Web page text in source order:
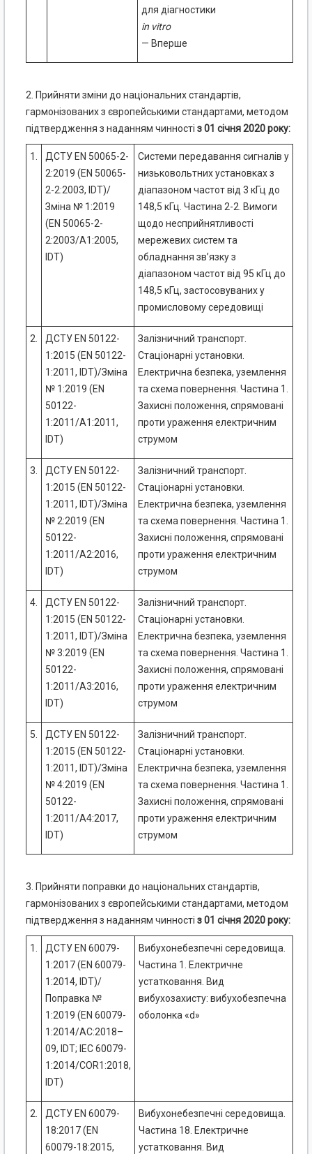
для діагностики
in vitro
— Вперше
2. Прийняти зміни до національних стандартів,
гармонізованих з європейськими стандартами, методом
підтвердження з наданням чинності з 01 січня 2020 року:
1.
ДСТУ EN 50065-2-
2:2019 (EN 50065-
2-2:2003, IDT)/
Зміна № 1:2019
(EN 50065-2-
2:2003/A1:2005,
IDT)
Системи передавання сигналів у
низьковольтних установках з
діапазоном частот від 3 кГц до
148,5 кГц. Частина 2-2. Вимоги
щодо несприйнятливості
мережевих систем та
обладнання зв’язку з
діапазоном частот від 95 кГц до
148,5 кГц, застосовуваних у
промисловому середовищі
2.
ДСТУ EN 50122-
1:2015 (EN 50122-
1:2011, IDT)/Зміна
№ 1:2019 (EN
50122-
1:2011/A1:2011,
IDT)
Залізничний транспорт.
Стаціонарні установки.
Електрична безпека, уземлення
та схема повернення. Частина 1.
Захисні положення, спрямовані
проти ураження електричним
струмом
3.
ДСТУ EN 50122-
1:2015 (EN 50122-
1:2011, IDT)/Зміна
№ 2:2019 (EN
50122-
1:2011/A2:2016,
IDT)
Залізничний транспорт.
Стаціонарні установки.
Електрична безпека, уземлення
та схема повернення. Частина 1.
Захисні положення, спрямовані
проти ураження електричним
струмом
4.
ДСТУ EN 50122-
1:2015 (EN 50122-
1:2011, IDT)/Зміна
№ 3:2019 (EN
50122-
1:2011/A3:2016,
IDT)
Залізничний транспорт.
Стаціонарні установки.
Електрична безпека, уземлення
та схема повернення. Частина 1.
Захисні положення, спрямовані
проти ураження електричним
струмом
5.
ДСТУ EN 50122-
1:2015 (EN 50122-
1:2011, IDT)/Зміна
№ 4:2019 (EN
50122-
1:2011/A4:2017,
IDT)
Залізничний транспорт.
Стаціонарні установки.
Електрична безпека, уземлення
та схема повернення. Частина 1.
Захисні положення, спрямовані
проти ураження електричним
струмом
3. Прийняти поправки до національних стандартів,
гармонізованих з європейськими стандартами, методом
підтвердження з наданням чинності з 01 січня 2020 року:
1.
ДСТУ EN 60079-
1:2017 (EN 60079-
1:2014, IDT)/
Поправка №
1:2019 (EN 60079-
1:2014/AC:2018–
09, IDT; IEC 60079-
1:2014/COR1:2018,
IDT)
Вибухонебезпечні середовища.
Частина 1. Електричне
устатковання. Вид
вибухозахисту: вибухобезпечна
оболонка «d»
2.
ДСТУ EN 60079-
18:2017 (EN
60079-18:2015,
Вибухонебезпечні середовища.
Частина 18. Електричне
устатковання. Вид